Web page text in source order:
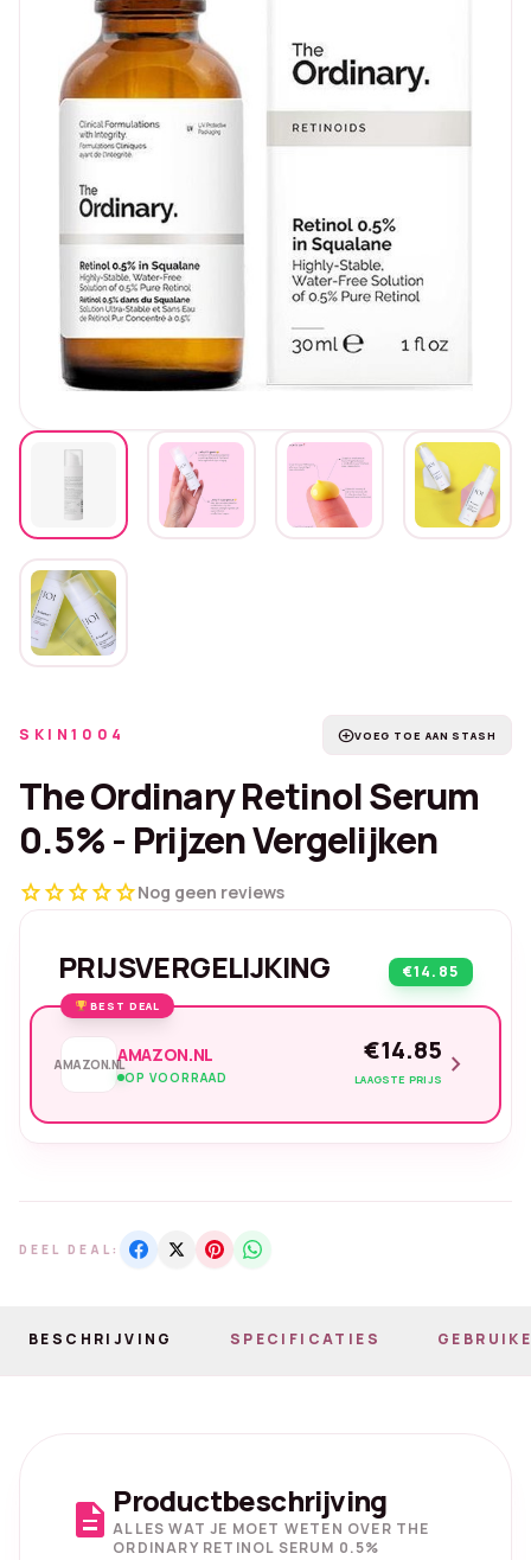
SKIN1004 add_circleVOEG TOE AAN STASH
The Ordinary Retinol Serum
0.5% - Prijzen Vergelijken
starstarstarstarstarNog geen reviews
PRIJSVERGELIJKING €14.85
BEST DEAL
AMAZON.NLAMAZON.NL
OP VOORRAAD
€14.85
LAAGSTE PRIJS chevron_right
DEEL DEAL:
BESCHRIJVING SPECIFICATIES
description Productbeschrijving
ALLES WAT JE MOET WETEN OVER THE
ORDINARY RETINOL SERUM 0.5%